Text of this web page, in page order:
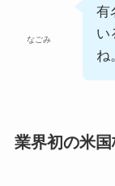
なごみ
有
い
ね
業界初の米国